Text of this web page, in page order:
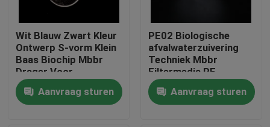
Kwaliteitscontrole
Contacteer ons
bloggen
Wit Blauw Zwart Kleur
Ontwerp S-vorm Klein
Baas Biochip Mbbr
Drager Voor
Aquacultuurproject
Aanvraag sturen
PE02 Biologische
afvalwaterzuivering
Techniek Mbbr
Filtermedia PE
Polymer materiaal
SBR Technologie
Aanvraag sturen